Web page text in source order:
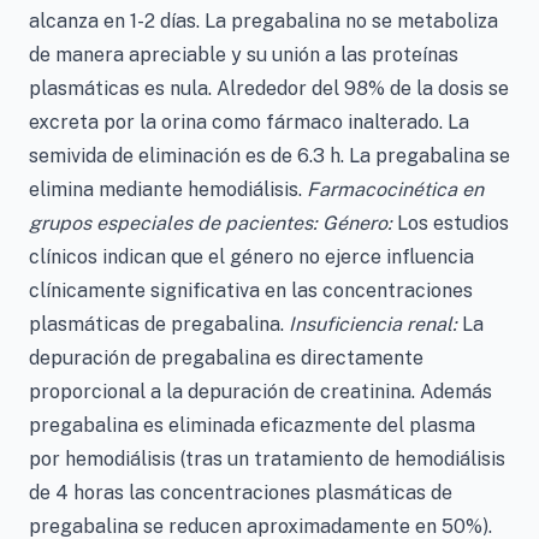
alcanza en 1-2 días. La pregabalina no se metaboliza
de manera apreciable y su unión a las proteínas
plasmáticas es nula. Alrededor del 98% de la dosis se
excreta por la orina como fármaco inalterado. La
semivida de eliminación es de 6.3 h. La pregabalina se
elimina mediante hemodiálisis. Farmacocinética en
grupos especiales de pacientes: Género:Los estudios
clínicos indican que el género no ejerce influencia
clínicamente significativa en las concentraciones
plasmáticas de pregabalina. Insuficiencia renal:La
depuración de pregabalina es directamente
proporcional a la depuración de creatinina. Además
pregabalina es eliminada eficazmente del plasma
por hemodiálisis (tras un tratamiento de hemodiálisis
de 4 horas las concentraciones plasmáticas de
pregabalina se reducen aproximadamente en 50%).